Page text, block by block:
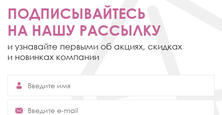
ПОДПИСЫВАЙТЕСЬ
НА НАШУ РАССЫЛКУ
и узнавайте первыми об акциях, скидках
и новинках компании